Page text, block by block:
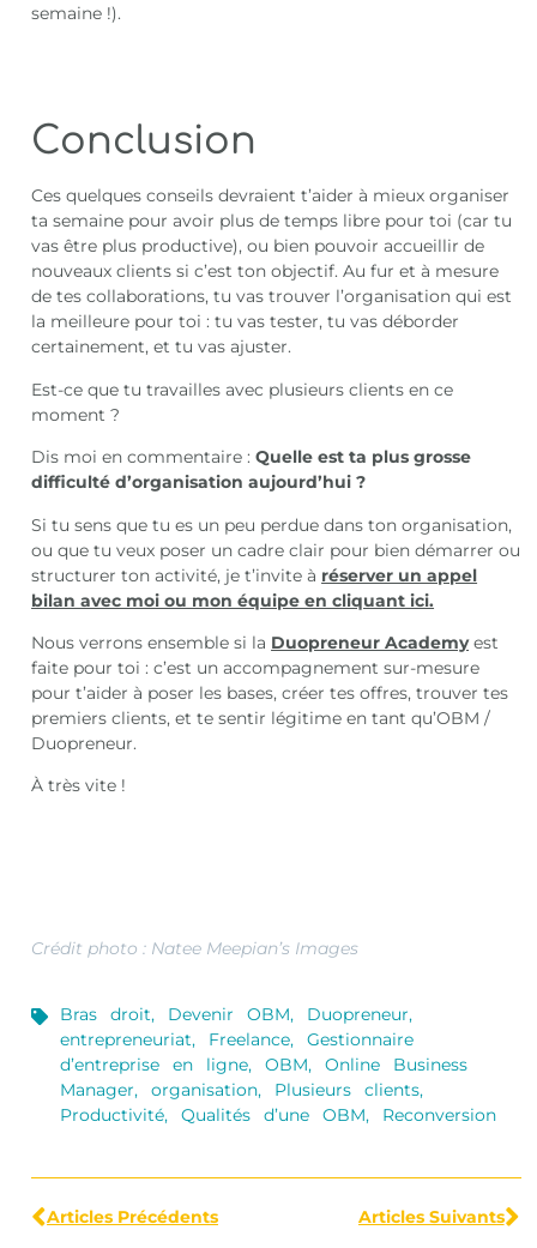
semaine !).
Conclusion
Ces quelques conseils devraient t’aider à mieux organiser
ta semaine pour avoir plus de temps libre pour toi (car tu
vas être plus productive), ou bien pouvoir accueillir de
nouveaux clients si c’est ton objectif. Au fur et à mesure
de tes collaborations, tu vas trouver l’organisation qui est
la meilleure pour toi : tu vas tester, tu vas déborder
certainement, et tu vas ajuster.
Est-ce que tu travailles avec plusieurs clients en ce
moment ?
Dis moi en commentaire :Quelle est ta plus grosse
difficulté d’organisation aujourd’hui ?
Si tu sens que tu es un peu perdue dans ton organisation,
ou que tu veux poser un cadre clair pour bien démarrer ou
structurer ton activité, je t’invite à réserver un appel
bilan avec moi ou mon équipe en cliquant ici.
Nous verrons ensemble si la Duopreneur Academyest
faite pour toi : c’est un accompagnement sur-mesure
pour t’aider à poser les bases, créer tes offres, trouver tes
premiers clients, et te sentir légitime en tant qu’OBM /
Duopreneur.
À très vite !
Crédit photo : Natee Meepian’s Images
Bras droit, Devenir OBM, Duopreneur,
entrepreneuriat, Freelance,Gestionnaire
d’entreprise en ligne,OBM,Online Business
Manager,organisation, Plusieurs clients,
Productivité,Qualités d’une OBM, Reconversion
Articles Précédents Articles Suivants